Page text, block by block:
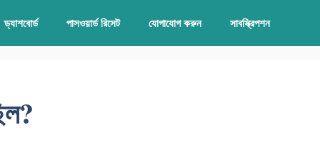
ড্যাশবোর্ড পাসওয়ার্ড রিসেট যোগাযোগ করুন সাবস্ক্রিপশন